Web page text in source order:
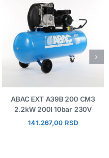
ABAC EXT A39B 200 CM3
2.2kW 200l 10bar 230V
141.267,00 RSD